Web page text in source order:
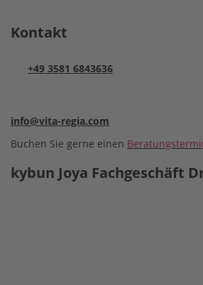
Kontakt
+49 3581 6843636
info@vita-regia.com
Buchen Sie gerne einen
kybun Joya Fachgeschäft